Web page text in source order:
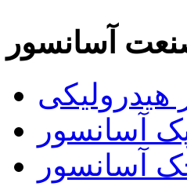
آسانسور
هیدرولیکی
آسانسور
آسانسور